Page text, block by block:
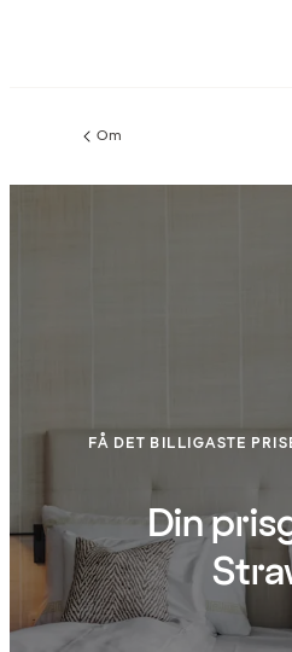
Föregående
Om
FÅ DET BILLIGASTE
Din